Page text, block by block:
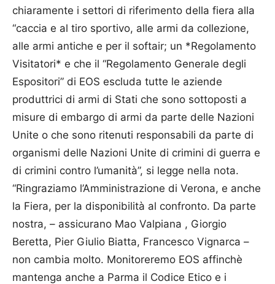
chiaramente i settori di riferimento della fiera alla
“caccia e al tiro sportivo, alle armi da collezione,
alle armi antiche e per il softair; un *Regolamento
Visitatori* e che il “Regolamento Generale degli
Espositori” di EOS escluda tutte le aziende
produttrici di armi di Stati che sono sottoposti a
misure di embargo di armi da parte delle Nazioni
Unite o che sono ritenuti responsabili da parte di
organismi delle Nazioni Unite di crimini di guerra e
di crimini contro l’umanità”, si legge nella nota.
“Ringraziamo l’Amministrazione di Verona, e anche
la Fiera, per la disponibilità al confronto. Da parte
nostra, – assicurano Mao Valpiana , Giorgio
Beretta, Pier Giulio Biatta, Francesco Vignarca –
non cambia molto. Monitoreremo EOS affinchè
mantenga anche a Parma il Codice Etico e i